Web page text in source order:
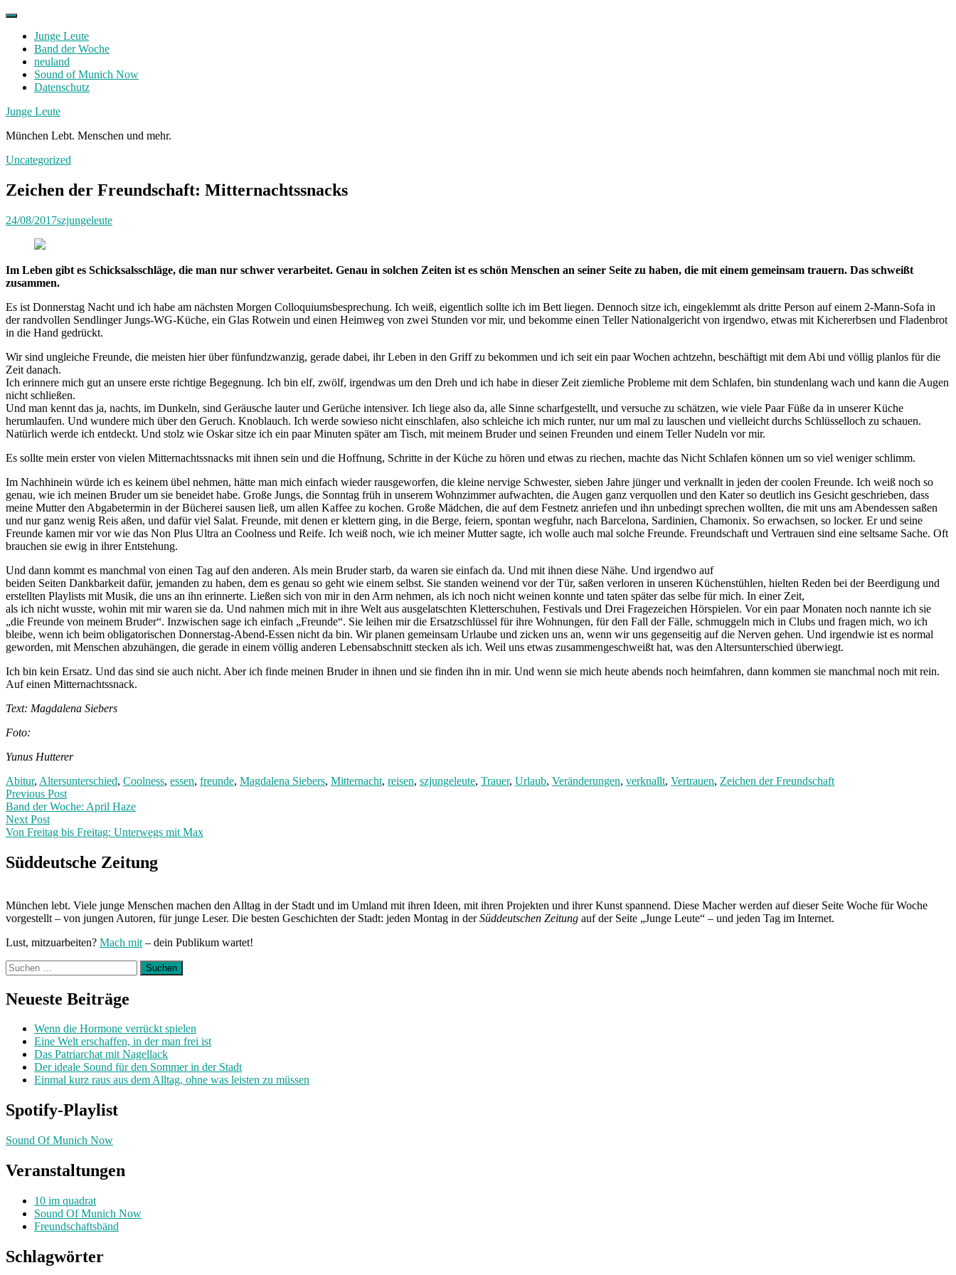
Skip
contentJunge Leute
Band der Woche
neuland
Sound of Munich Now
Datenschutz
Facebook
Twitter
Instagram
Junge Leute
München Lebt. Menschen und mehr.
Uncategorized
Zeichen der Freundschaft: Mitternachtssnacks
24/08/2017szjungeleute
Im Leben gibt es Schicksalsschläge, die man nur schwer verarbeitet. Genau in solchen Zeiten ist es schön Menschen an seiner Seite zu haben, die mit einem gemeinsam trauern. Das schweißt
zusammen.
Es ist Donnerstag Nacht und ich habe am nächsten Morgen Colloquiumsbesprechung. Ich weiß, eigentlich sollte ich im Bett liegen. Dennoch sitze ich, eingeklemmt als dritte Person auf einem 2-Mann-Sofa in
der randvollen Sendlinger Jungs-WG-Küche, ein Glas Rotwein und einen Heimweg von zwei Stunden vor mir, und bekomme einen Teller Nationalgericht von irgendwo, etwas mit Kichererbsen und Fladenbrot
in die Hand gedrückt.
Wir sind ungleiche Freunde, die meisten hier über fünfundzwanzig, gerade dabei, ihr Leben in den Griff zu bekommen und ich seit ein paar Wochen achtzehn, beschäftigt mit dem Abi und völlig planlos für die
Zeit danach.
Ich erinnere mich gut an unsere erste richtige Begegnung. Ich bin elf, zwölf, irgendwas um den Dreh und ich habe in dieser Zeit ziemliche Probleme mit dem Schlafen, bin stundenlang wach und kann die Augen
nicht schließen.
Und man kennt das ja, nachts, im Dunkeln, sind Geräusche lauter und Gerüche intensiver. Ich liege also da, alle Sinne scharfgestellt, und versuche zu schätzen, wie viele Paar Füße da in unserer Küche
herumlaufen. Und wundere mich über den Geruch. Knoblauch. Ich werde sowieso nicht einschlafen, also schleiche ich mich runter, nur um mal zu lauschen und vielleicht durchs Schlüsselloch zu schauen.
Natürlich werde ich entdeckt. Und stolz wie Oskar sitze ich ein paar Minuten später am Tisch, mit meinem Bruder und seinen Freunden und einem Teller Nudeln vor mir.
Es sollte mein erster von vielen Mitternachtssnacks mit ihnen sein und die Hoffnung, Schritte in der Küche zu hören und etwas zu riechen, machte das Nicht Schlafen können um so viel weniger schlimm.
Im Nachhinein würde ich es keinem übel nehmen, hätte man mich einfach wieder rausgeworfen, die kleine nervige Schwester, sieben Jahre jünger und verknallt in jeden der coolen Freunde. Ich weiß noch so
genau, wie ich meinen Bruder um sie beneidet habe. Große Jungs, die Sonntag früh in unserem Wohnzimmer aufwachten, die Augen ganz verquollen und den Kater so deutlich ins Gesicht geschrieben, dass
meine Mutter den Abgabetermin in der Bücherei sausen ließ, um allen Kaffee zu kochen. Große Mädchen, die auf dem Festnetz anriefen und ihn unbedingt sprechen wollten, die mit uns am Abendessen saßen
und nur ganz wenig Reis aßen, und dafür viel Salat. Freunde, mit denen er klettern ging, in die Berge, feiern, spontan wegfuhr, nach Barcelona, Sardinien, Chamonix. So erwachsen, so locker. Er und seine
Freunde kamen mir vor wie das Non Plus Ultra an Coolness und Reife. Ich weiß noch, wie ich meiner Mutter sagte, ich wolle auch mal solche Freunde. Freundschaft und Vertrauen sind eine seltsame Sache. Oft
brauchen sie ewig in ihrer Entstehung.
Und dann kommt es manchmal von einen Tag auf den anderen. Als mein Bruder starb, da waren sie einfach da. Und mit ihnen diese Nähe. Und irgendwo auf
beiden Seiten Dankbarkeit dafür, jemanden zu haben, dem es genau so geht wie einem selbst. Sie standen weinend vor der Tür, saßen verloren in unseren Küchenstühlen, hielten Reden bei der Beerdigung und
erstellten Playlists mit Musik, die uns an ihn erinnerte. Ließen sich von mir in den Arm nehmen, als ich noch nicht weinen konnte und taten später das selbe für mich. In einer Zeit,
als ich nicht wusste, wohin mit mir waren sie da. Und nahmen mich mit in ihre Welt aus ausgelatschten Kletterschuhen, Festivals und Drei Fragezeichen Hörspielen. Vor ein paar Monaten noch nannte ich sie
„die Freunde von meinem Bruder“. Inzwischen sage ich einfach „Freunde“. Sie leihen mir die Ersatzschlüssel für ihre Wohnungen, für den Fall der Fälle, schmuggeln mich in Clubs und fragen mich, wo ich
bleibe, wenn ich beim obligatorischen Donnerstag-Abend-Essen nicht da bin. Wir planen gemeinsam Urlaube und zicken uns an, wenn wir uns gegenseitig auf die Nerven gehen. Und irgendwie ist es normal
geworden, mit Menschen abzuhängen, die gerade in einem völlig anderen Lebensabschnitt stecken als ich. Weil uns etwas zusammengeschweißt hat, was den Altersunterschied überwiegt.
Ich bin kein Ersatz. Und das sind sie auch nicht. Aber ich finde meinen Bruder in ihnen und sie finden ihn in mir. Und wenn sie mich heute abends noch heimfahren, dann kommen sie manchmal noch mit rein.
Auf einen Mitternachtssnack.
Text: Magdalena Siebers
Foto:
Yunus Hutterer
Abitur, Altersunterschied, Coolness, essen, freunde, Magdalena Siebers, Mitternacht, reisen, szjungeleute, Trauer, Urlaub, Veränderungen, verknallt, Vertrauen, Zeichen der Freundschaft
Post
navigation
Previous PostPrevious
post:
Band der Woche: April Haze
Next Post
Von Freitag bis Freitag: Unterwegs mit Max
Post:
Süddeutsche Zeitung
München lebt. Viele junge Menschen machen den Alltag in der Stadt und im Umland mit ihren Ideen, mit ihren Projekten und ihrer Kunst spannend. Diese Macher werden auf dieser Seite Woche für Woche
vorgestellt – von jungen Autoren, für junge Leser. Die besten Geschichten der Stadt: jeden Montag in derSüddeutschen Zeitung auf der Seite „Junge Leute“ – und jeden Tag im Internet.
Lust, mitzuarbeiten? Mach mit – dein Publikum wartet!
Suchen
nach:
Neueste Beiträge
Wenn die Hormone verrückt spielen
Eine Welt erschaffen, in der man frei ist
Das Patriarchat mit Nagellack
Der ideale Sound für den Sommer in der Stadt
Einmal kurz raus aus dem Alltag, ohne was leisten zu müssen
Spotify-Playlist
Sound Of Munich Now
Veranstaltungen
10 im quadrat
Sound Of Munich Now
Freundschaftsbänd
Schlagwörter